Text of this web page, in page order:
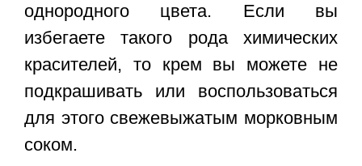
однородного цвета. Если вы
избегаете такого рода химических
красителей, то крем вы можете не
подкрашивать или воспользоваться
для этого свежевыжатым морковным
соком.